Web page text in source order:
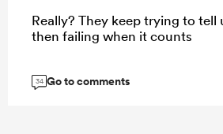
Really? They keep trying to tell
then failing when it counts
34 Go to comments